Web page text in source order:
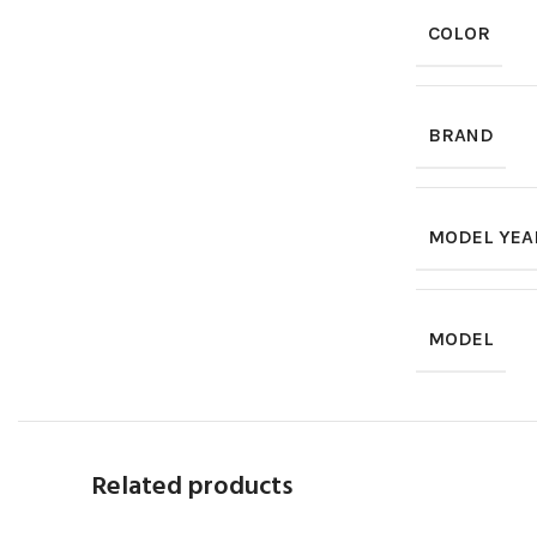
COLOR
BRAND
MODEL
MODEL
Related products